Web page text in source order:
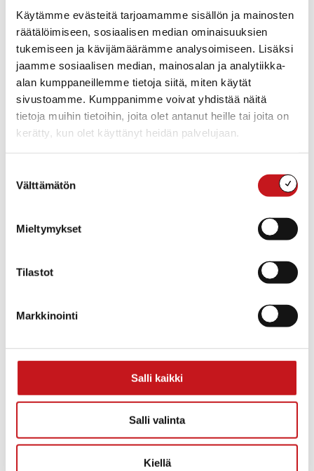
Käytämme evästeitä tarjoamamme sisällön ja mainosten
räätälöimiseen, sosiaalisen median ominaisuuksien
tukemiseen ja kävijämäärämme analysoimiseen. Lisäksi
jaamme sosiaalisen median, mainosalan ja analytiikka-
alan kumppaneillemme tietoja siitä, miten käytät
sivustoamme. Kumppanimme voivat yhdistää näitä
tietoja muihin tietoihin, joita olet antanut heille tai joita on
kerätty, kun olet käyttänyt heidän palvelujaan.
valinta
Välttämätön
Mieltymykset
Tilastot
Markkinointi
Salli kaikki
Salli valinta
Kiellä
Klo 10-13 Hinaaja Myllykoski I avoinna
Klo 12-16 Ruusun Galleria avoinna
Klo 11 Hartaushetki. Puhujana Raimo Jalkanen. Musiikki
Konneveden reserviläiskuoro. Kanavalla, Meijerintie
Klo 11.15 Muistomerkin paljastus kanavalla. Puhujana
mm. Rautalammin kunnan hallituksen pj. Matti
Kärkkäinen. Musiikki Konneveden reserviläiskuoro
Klo 12 Juhlakahvit Seuralan pihassa. Kahvit 200
ensimmäiselle.
Klo 13 Juhlaseminaari Seuralassa. Puhujina Lasse
Vihonen, Jorma Laiho, Kauko Röntynen, Seppo
Pidätämme oikeudet muutoksiin. Tarkemmat tiedot
Järjestäjänä: mm. Kerkonkosken Ketterä, Rautalammin
Lämpimästi tervetuloa!
TIEDOT
JÄRJESTÄJÄ
Kerkonkosken Ketterä ry.